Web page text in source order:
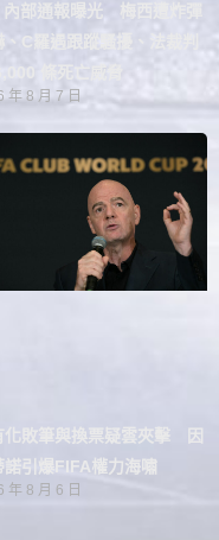
內部通報曝光 梅西遭炸彈
、C羅遇跟蹤騷擾、法裁判
條死亡威脅
年 8 月 7 日
化敗筆與換票疑雲夾擊 因
諾引爆FIFA權力海嘯
年 8 月 6 日